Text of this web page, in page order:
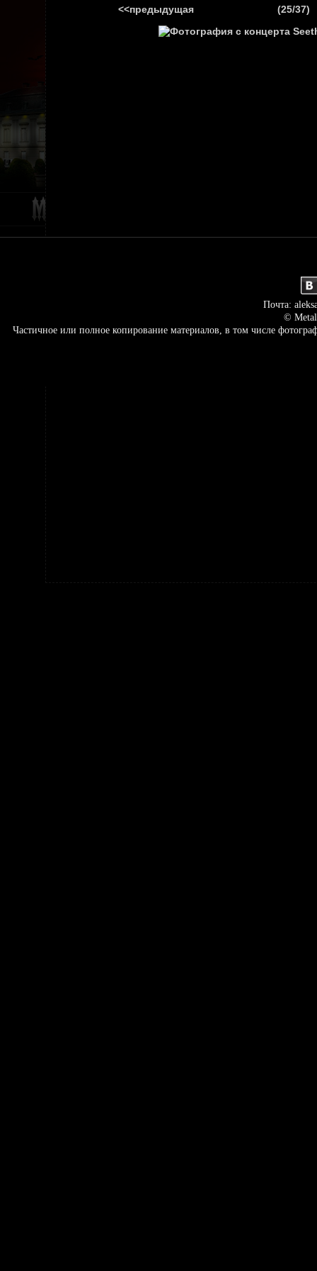
<<предыдущая (25/37)
Почта:
©
Частичное или полное копирование материалов, в том числе